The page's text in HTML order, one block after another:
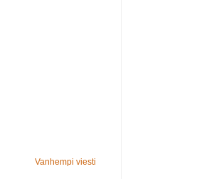
Vanhempi viesti